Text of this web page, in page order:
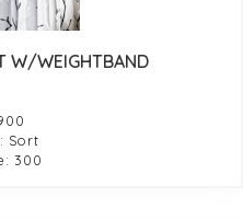
W/WEIGHTBAND
Sort
300